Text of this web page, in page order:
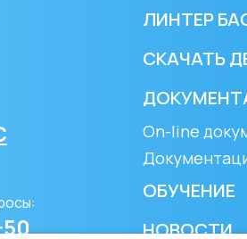
ЛИНТЕР
СКАЧАТЬ
On-line
ОБУЧЕНИЕ
НОВОСТИ